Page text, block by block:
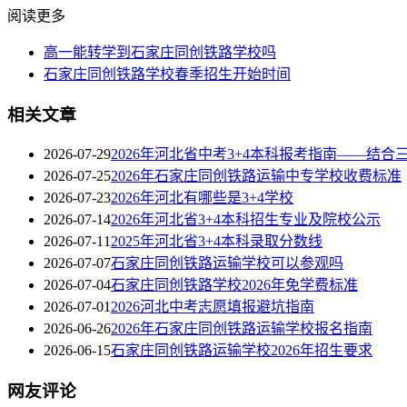
阅读更多
高一能转学到石家庄同创铁路学校吗
石家庄同创铁路学校春季招生开始时间
相关文章
2026-07-292026年河北省中考3+4本科报考指南——结合
2026-07-252026年石家庄同创铁路运输中专学校收费标准
2026-07-232026年河北有哪些是3+4学校
2026-07-142026年河北省3+4本科招生专业及院校公示
2026-07-11 2025年河北省3+4本科录取分数线
2026-07-07石家庄同创铁路运输学校可以参观吗
2026-07-04石家庄同创铁路学校2026年免学费标准
2026-07-01 2026河北中考志愿填报避坑指南
2026-06-262026年石家庄同创铁路运输学校报名指南
2026-06-15石家庄同创铁路运输学校2026年招生要求
网友评论